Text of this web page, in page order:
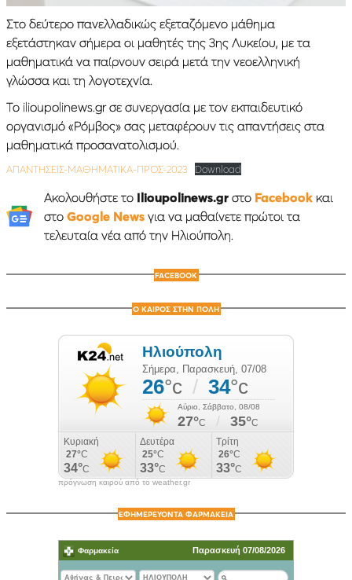
Στο δεύτερο πανελλαδικώς εξεταζόμενο μάθημα
εξετάστηκαν σήμερα οι μαθητές της 3ης Λυκείου, με τα
μαθηματικά να παίρνουν σειρά μετά την νεοελληνική
γλώσσα και τη λογοτεχνία.
Το ilioupolinews.gr σε συνεργασία με τον εκπαιδευτικό
οργανισμό «Ρόμβος» σας μεταφέρουν τις απαντήσεις στα
μαθηματικά προσανατολισμού.
ΑΠΑΝΤΗΣΕΙΣ-ΜΑΘΗΜΑΤΙΚΑ-ΠΡΟΣ-2023 Download
Ακολουθήστε το Ilioupolinews.grστο Facebookκαι
στο Google Newsγια να μαθαίνετε πρώτοι τα
τελευταία νέα από την Ηλιούπολη.
FACEBOOK
Ο ΚΑΙΡΟΣ ΣΤΗΝ ΠΟΛΗ
πρόγνωση καιρού από το weather.gr
ΕΦΗΜΕΡΕΥΟΝΤΑ ΦΑΡΜΑΚΕΙΑ